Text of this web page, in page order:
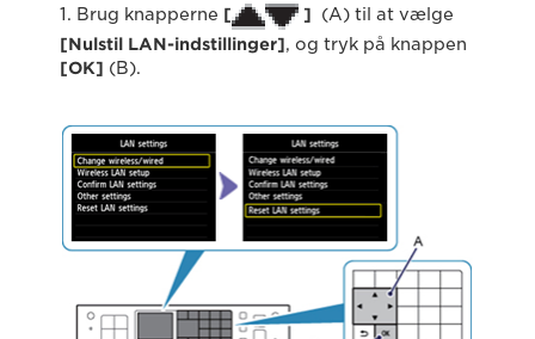
1. Brug knapperne [ ]
(A) til at vælge
[Nulstil LAN-indstillinger], og tryk på knappen
[OK] (B).